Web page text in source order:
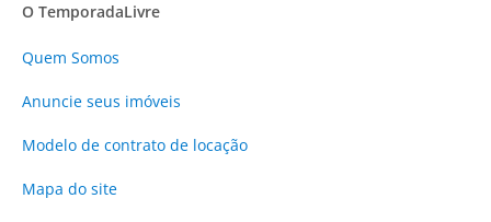
O TemporadaLivre
Quem Somos
Anuncie seus imóveis
Modelo de contrato de locação
Mapa do site